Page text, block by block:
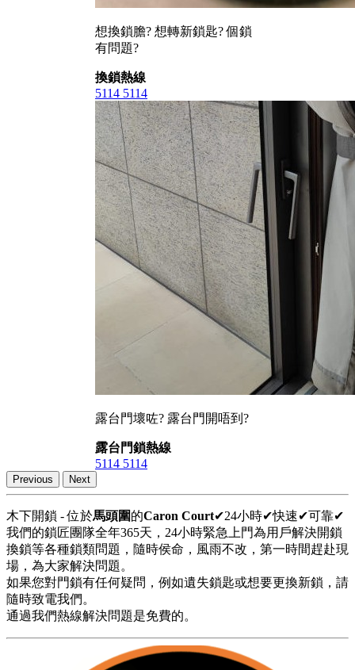
想換鎖膽? 想轉新鎖匙? 個鎖
有問題?
換鎖熱線
5114 5114
露台門壞咗? 露台門開唔到?
露台門鎖熱線
5114 5114
Previous Next
木下開鎖 - 位於馬頭圍的Caron Court✔24小時✔快速✔可靠✔
我們的鎖匠團隊全年365天，24小時緊急上門為用戶解決開鎖
換鎖等各種鎖類問題，隨時侯命，風雨不改，第一時間趕赴現
場，為大家解決問題。
如果您對門鎖有任何疑問，例如遺失鎖匙或想要更換新鎖，請
隨時致電我們。
通過我們熱線解決問題是免費的。